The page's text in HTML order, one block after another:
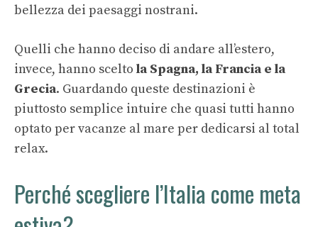
bellezza dei paesaggi nostrani.
Quelli che hanno deciso di andare all’estero,
invece, hanno scelto la Spagna, la Francia e la
Grecia. Guardando queste destinazioni è
piuttosto semplice intuire che quasi tutti hanno
optato per vacanze al mare per dedicarsi al total
relax.
Perché scegliere l’Italia come meta